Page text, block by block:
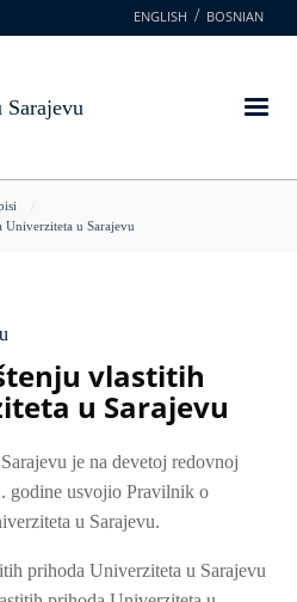
ENGLISH BOSNIAN
u Sarajevu
vlastitih
u Sarajevu
je na devetoj redovnoj
godine usvojio Pravilnik o
u Sarajevu.
prihoda Univerziteta u Sarajevu